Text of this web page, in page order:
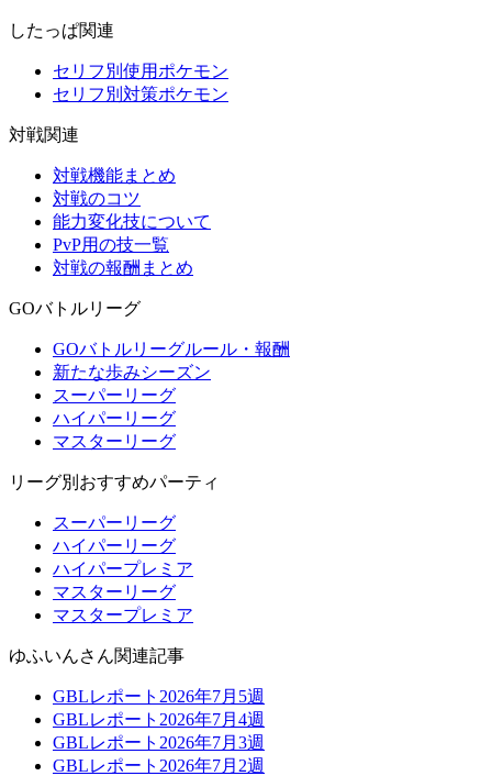
したっぱ関連
セリフ別使用ポケモン
セリフ別対策ポケモン
対戦関連
対戦機能まとめ
対戦のコツ
能力変化技について
PvP用の技一覧
対戦の報酬まとめ
GOバトルリーグ
GOバトルリーグルール・報酬
新たな歩みシーズン
スーパーリーグ
ハイパーリーグ
マスターリーグ
リーグ別おすすめパーティ
スーパーリーグ
ハイパーリーグ
ハイパープレミア
マスターリーグ
マスタープレミア
ゆふいんさん関連記事
GBLレポート2026年7月5週
GBLレポート2026年7月4週
GBLレポート2026年7月3週
GBLレポート2026年7月2週